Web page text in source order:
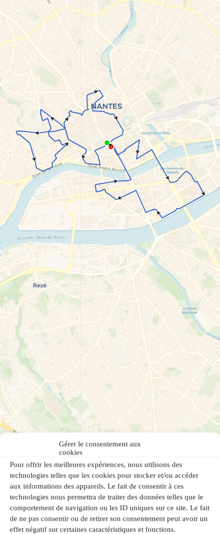
Gérer le consentement aux
cookies
Pour offrir les meilleures expériences, nous utilisons des
technologies telles que les cookies pour stocker et/ou accéder
aux informations des appareils. Le fait de consentir à ces
technologies nous permettra de traiter des données telles que le
comportement de navigation ou les ID uniques sur ce site. Le fait
de ne pas consentir ou de retirer son consentement peut avoir un
effet négatif sur certaines caractéristiques et fonctions.